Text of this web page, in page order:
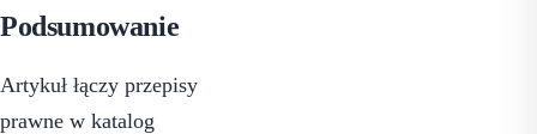
Podsumowanie
Artykuł łączy przepisy
prawne w katalog